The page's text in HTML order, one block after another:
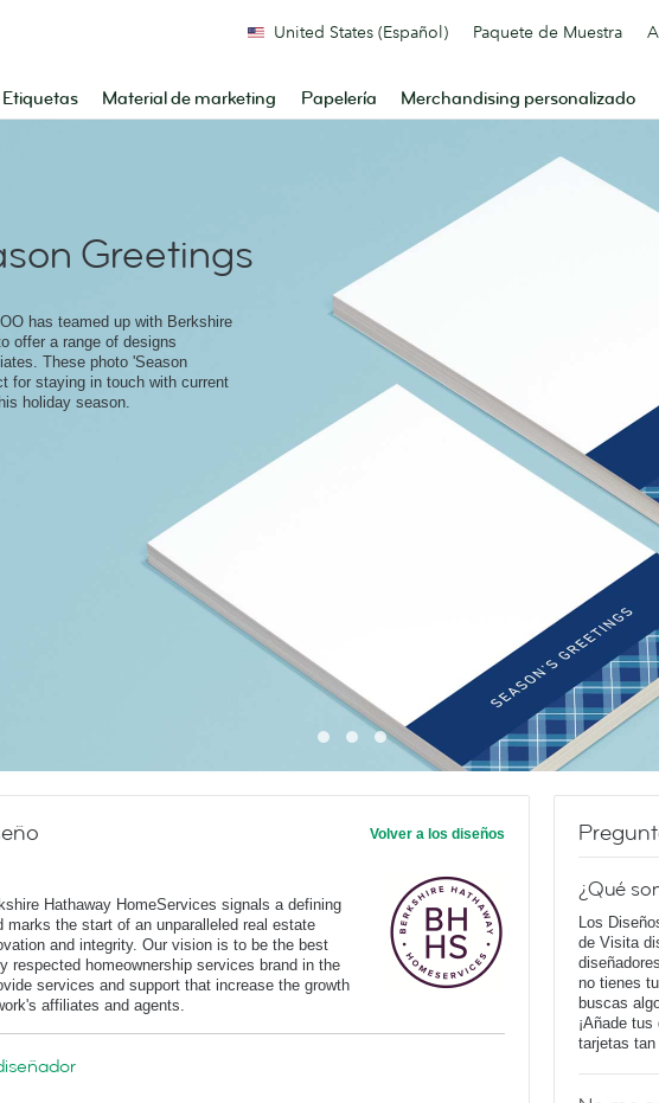
Material de marketing Papelería Merchandising personalizado
United States (Español) Paquete de Muestra
Greetings
has teamed up with Berkshire
offer a range of designs
These photo 'Season
for staying in touch with current
holiday season.
Volver a los diseños
Hathaway HomeServices signals a defining
marks the start of an unparalleled real estate
and integrity. Our vision is to be the best
respected homeownership services brand in the
services and support that increase the growth
affiliates and agents.
¿Qué
Los
de Visita
no tienes
buscas
¡Añade
tarjetas